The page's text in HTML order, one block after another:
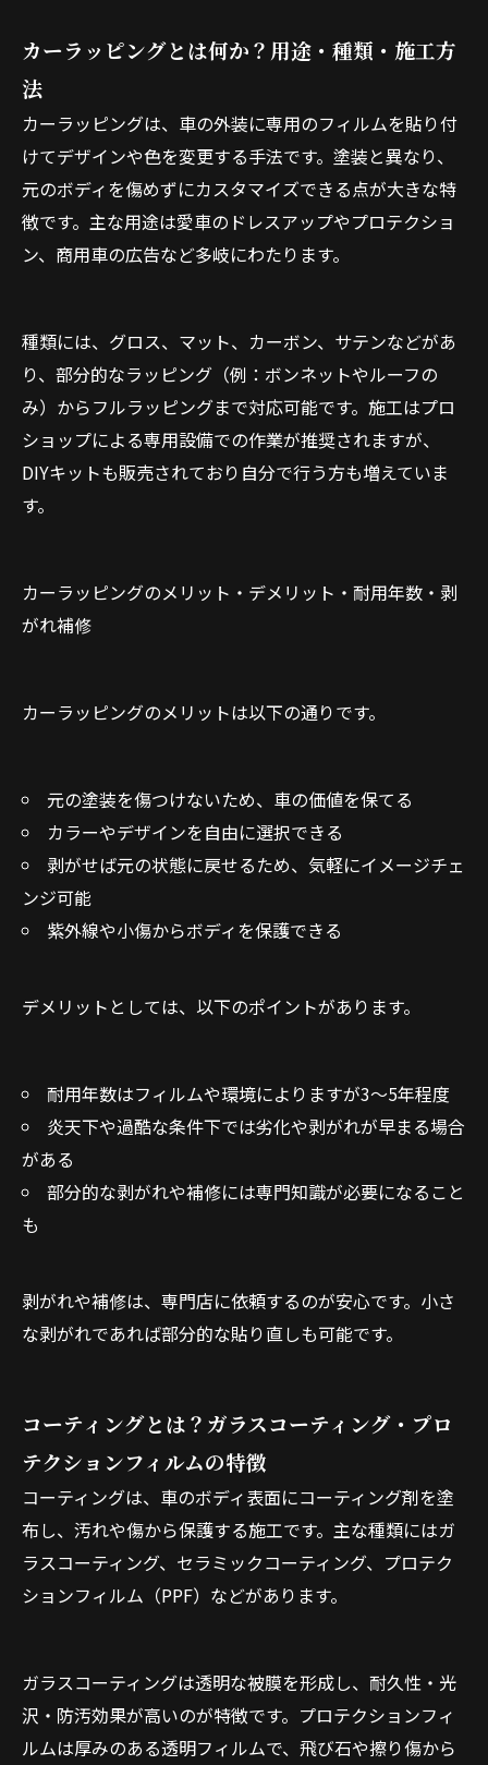
カーラッピングとは何か？用途・種類・施工方
法
カーラッピングは、車の外装に専用のフィルムを貼り付
けてデザインや色を変更する手法です。塗装と異なり、
元のボディを傷めずにカスタマイズできる点が大きな特
徴です。主な用途は愛車のドレスアップやプロテクショ
ン、商用車の広告など多岐にわたります。
種類には、グロス、マット、カーボン、サテンなどがあ
り、部分的なラッピング（例：ボンネットやルーフの
み）からフルラッピングまで対応可能です。施工はプロ
ショップによる専用設備での作業が推奨されますが、
DIYキットも販売されており自分で行う方も増えていま
す。
カーラッピングのメリット・デメリット・耐用年数・剥
がれ補修
カーラッピングのメリットは以下の通りです。
元の塗装を傷つけないため、車の価値を保てる
カラーやデザインを自由に選択できる
剥がせば元の状態に戻せるため、気軽にイメージチェ
ンジ可能
紫外線や小傷からボディを保護できる
デメリットとしては、以下のポイントがあります。
耐用年数はフィルムや環境によりますが3～5年程度
炎天下や過酷な条件下では劣化や剥がれが早まる場合
がある
部分的な剥がれや補修には専門知識が必要になること
も
剥がれや補修は、専門店に依頼するのが安心です。小さ
な剥がれであれば部分的な貼り直しも可能です。
コーティングとは？ガラスコーティング・プロ
テクションフィルムの特徴
コーティングは、車のボディ表面にコーティング剤を塗
布し、汚れや傷から保護する施工です。主な種類にはガ
ラスコーティング、セラミックコーティング、プロテク
ションフィルム（PPF）などがあります。
ガラスコーティングは透明な被膜を形成し、耐久性・光
沢・防汚効果が高いのが特徴です。プロテクションフィ
ルムは厚みのある透明フィルムで、飛び石や擦り傷から